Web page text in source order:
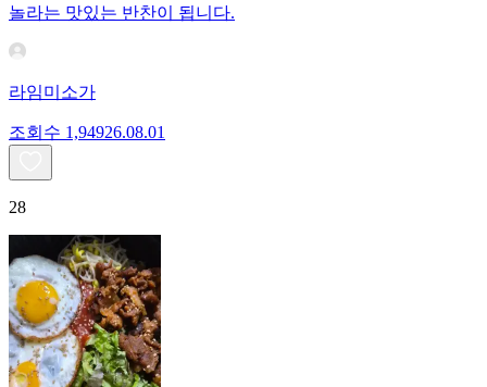
놀라는 맛있는 반찬이 됩니다.
라임미소가
조회수 1,94926.08.01
28